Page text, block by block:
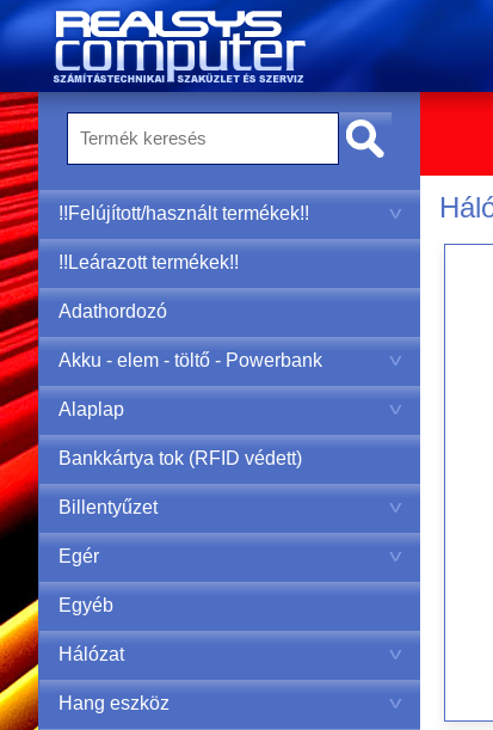
!!Felújított/használt termékek!!
!!Leárazott termékek!!
Adathordozó
Akku - elem - töltő - Powerbank
Alaplap
Bankkártya tok (RFID védett)
Billentyűzet
Egér
Egyéb
Hálózat
Hang eszköz